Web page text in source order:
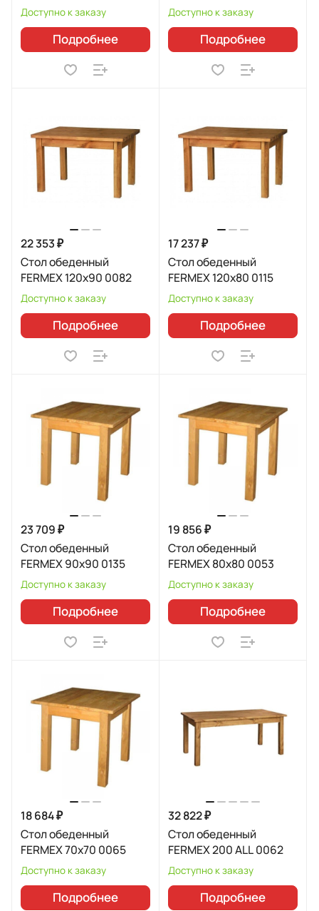
Доступно к заказу
Подробнее
Доступно к заказу
Подробнее
22 353 ₽
Стол обеденный
FERMEX 120x90 0082
Доступно к заказу
Подробнее
17 237 ₽
Стол обеденный
FERMEX 120x80 0115
Доступно к заказу
Подробнее
23 709 ₽
Стол обеденный
FERMEX 90x90 0135
Доступно к заказу
Подробнее
19 856 ₽
Стол обеденный
FERMEX 80x80 0053
Доступно к заказу
Подробнее
18 684 ₽
Стол обеденный
FERMEX 70x70 0065
Доступно к заказу
Подробнее
32 822 ₽
Стол обеденный
FERMEX 200 ALL 0062
Доступно к заказу
Подробнее